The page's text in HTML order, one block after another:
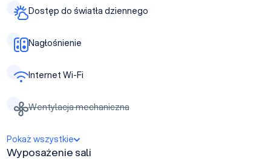
Dostęp do światła dziennego
Nagłośnienie
Internet Wi-Fi
Wentylacja mechaniczna
Pokaż wszystkie
Wyposażenie sali